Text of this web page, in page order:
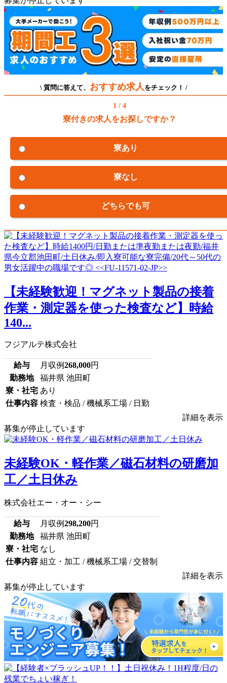
\ 質問に答えて、 おすすめ求人 をチェック！ /
1 / 4
寮付きの求人をお探しですか？
寮あり
寮なし
どちらでも可
【未経験歓迎！マグネット製品の接着
作業・測定器を使った検査など】時給
140...
フジアルテ株式会社
給与 月収例268,000円
勤務地
福井県 池田町
寮・社宅 あり
仕事内容 検査・検品 / 機械系工場 / 日勤
詳細を表示
募集が停止しています
未経験OK・軽作業／磁石材料の研磨加
工／土日休み
株式会社エー・オー・シー
給与 月収例298,200円
勤務地
福井県 池田町
寮・社宅 なし
仕事内容 組立・加工 / 機械系工場 / 交替制
詳細を表示
募集が停止しています